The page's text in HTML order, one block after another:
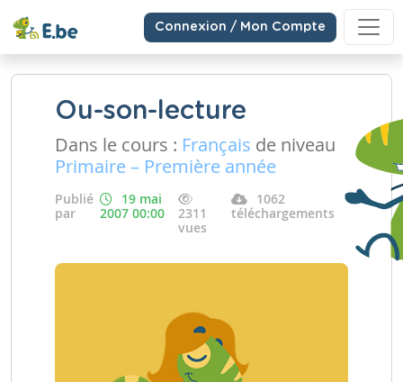
Connexion / Mon Compte
Ou-son-lecture
Dans le cours : Français de niveau
Primaire – Première année
Publié
par
19 mai
2007 00:00
2311
vues
1062
téléchargements